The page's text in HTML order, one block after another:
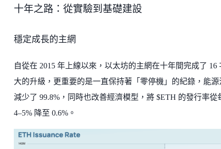
十年之路：從實驗到基礎建設
穩定成長的主網
自從在 2015 年上線以來，以太坊的主網在十年間完成了 16
大的升級，更重要的是一直保持著「零停機」的紀錄，能源
減少了 99.8%，同時也改善經濟模型，將 $ETH 的發行率從
4–5% 降至 0.6%。